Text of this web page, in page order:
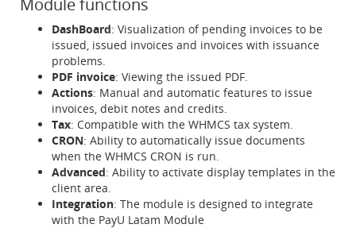
Module functions
DashBoard: Visualization of pending invoices to be
issued, issued invoices and invoices with issuance
problems.
PDF invoice: Viewing the issued PDF.
Actions: Manual and automatic features to issue
invoices, debit notes and credits.
Tax: Compatible with the WHMCS tax system.
CRON: Ability to automatically issue documents
when the WHMCS CRON is run.
Advanced: Ability to activate display templates in the
client area.
Integration: The module is designed to integrate
with the PayU Latam Module